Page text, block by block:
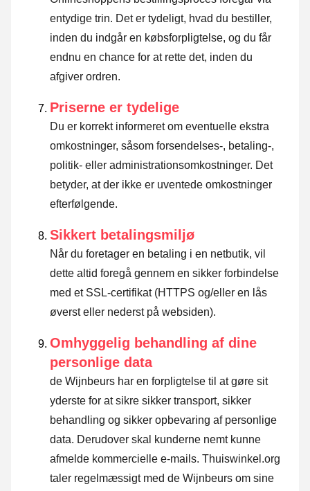
entydige trin. Det er tydeligt, hvad du bestiller,
inden du indgår en købsforpligtelse, og du får
endnu en chance for at rette det, inden du
afgiver ordren.
Priserne er tydelige
Du er korrekt informeret om eventuelle ekstra
omkostninger, såsom forsendelses-, betaling-,
politik- eller administrationsomkostninger. Det
betyder, at der ikke er uventede omkostninger
efterfølgende.
Sikkert betalingsmiljø
Når du foretager en betaling i en netbutik, vil
dette altid foregå gennem en sikker forbindelse
med et SSL-certifikat (HTTPS og/eller en lås
øverst eller nederst på websiden).
Omhyggelig behandling af dine
personlige data
de Wijnbeurs har en forpligtelse til at gøre sit
yderste for at sikre sikker transport, sikker
behandling og sikker opbevaring af personlige
data. Derudover skal kunderne nemt kunne
afmelde kommercielle e-mails. Thuiswinkel.org
taler regelmæssigt med de Wijnbeurs om sine